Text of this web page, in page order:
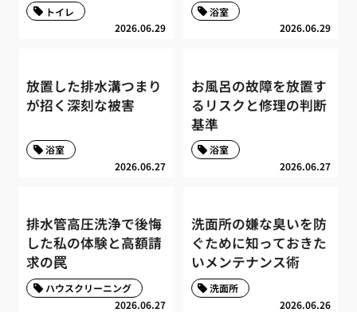
2026.06.29
トイレ
2026.06.29
浴室
放置した排水溝つまり
が招く深刻な被害
2026.06.27
浴室
お風呂の故障を放置す
るリスクと修理の判断
基準
2026.06.27
浴室
排水管高圧洗浄で後悔
した私の体験と高額請
求の罠
2026.06.27
ハウスクリーニング
洗面所の嫌な臭いを防
ぐために知っておきた
いメンテナンス術
2026.06.26
洗面所